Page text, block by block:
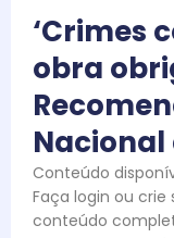
‘Crimes
obra
Nacional
Conteúdo
Faça login ou crie
conteúdo